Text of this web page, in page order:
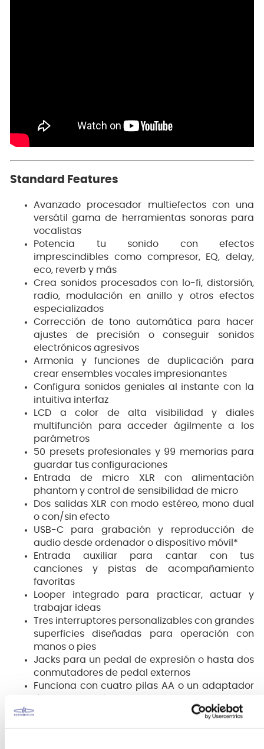
Standard Features
Avanzado procesador multiefectos con una
versátil gama de herramientas sonoras para
vocalistas
Potencia tu sonido con efectos
imprescindibles como compresor, EQ, delay,
eco, reverb y más
Crea sonidos procesados con lo-fi, distorsión,
radio, modulación en anillo y otros efectos
especializados
Corrección de tono automática para hacer
ajustes de precisión o conseguir sonidos
electrónicos agresivos
Armonía y funciones de duplicación para
crear ensembles vocales impresionantes
Configura sonidos geniales al instante con la
intuitiva interfaz
LCD a color de alta visibilidad y diales
multifunción para acceder ágilmente a los
parámetros
50 presets profesionales y 99 memorias para
guardar tus configuraciones
Entrada de micro XLR con alimentación
phantom y control de sensibilidad de micro
Dos salidas XLR con modo estéreo, mono dual
o con/sin efecto
USB-C para grabación y reproducción de
audio desde ordenador o dispositivo móvil*
Entrada auxiliar para cantar con tus
canciones y pistas de acompañamiento
favoritas
Looper integrado para practicar, actuar y
trabajar ideas
Tres interruptores personalizables con grandes
superficies diseñadas para operación con
manos o pies
Jacks para un pedal de expresión o hasta dos
conmutadores de pedal externos
Funciona con cuatro pilas AA o un adaptador
de CA opcional
* No se garantiza la compatibilidad con todos los